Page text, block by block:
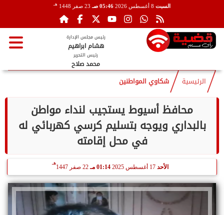
السبت 05:46 صـ 23 صفر 1448 هـ
رئيس مجلس الإدارة
هشام ابراهيم
رئيس التحرير
محمد صلاح
الرئيسية شكاوي المواطنين
محافظ أسيوط يستجيب لنداء مواطن
بالبداري ويوجه بتسليم كرسي كهربائي له
في محل إقامته
الأحد 17 أغسطس 2025 01:14 مـ 22 صفر 1447
هـ